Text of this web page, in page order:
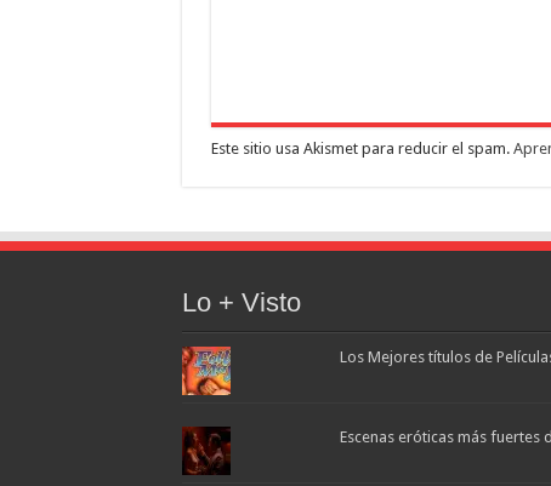
Este sitio usa Akismet para reducir el spam.
Lo + Visto
Los Mejores títulos de
Escenas eróticas más fuertes